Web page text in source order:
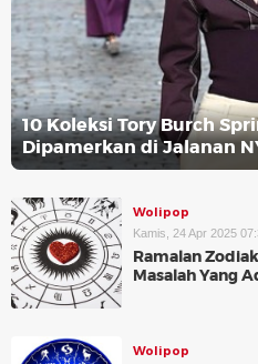
10 Koleksi Tory Burch
Dipamerkan di Jalanan
Wolipop
Kamis, 24 Apr 2025
Ramalan
Masalah Yang
Wolipop